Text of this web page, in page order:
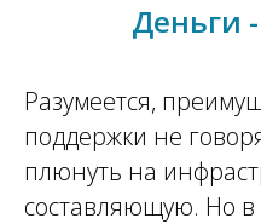
Деньги
Разумеется,
поддержки не
плюнуть на
составляющую. Но